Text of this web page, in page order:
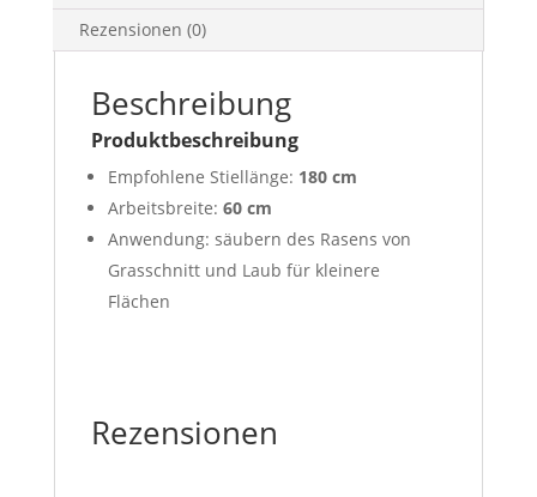
Rezensionen (0)
Beschreibung
Produktbeschreibung
Empfohlene Stiellänge: 180 cm
Arbeitsbreite: 60 cm
Anwendung: säubern des Rasens von
Grasschnitt und Laub für kleinere
Flächen
Rezensionen